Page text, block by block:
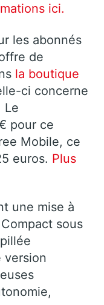
ici.
les abonnés
de
la boutique
ci concerne
Le
pour ce
Mobile, ce
euros. Plus
une mise à
sous
version